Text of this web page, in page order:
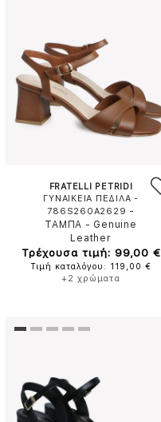
FRATELLI PETRIDI
ΓΥΝΑΙΚΕΙΑ ΠΕΔΙΛΑ -
786S260A2629 -
ΤΑΜΠΑ - Genuine
Leather
Τρέχουσα τιμή: 99,00 €
Τιμή καταλόγου: 119,00 €
+2 χρώματα